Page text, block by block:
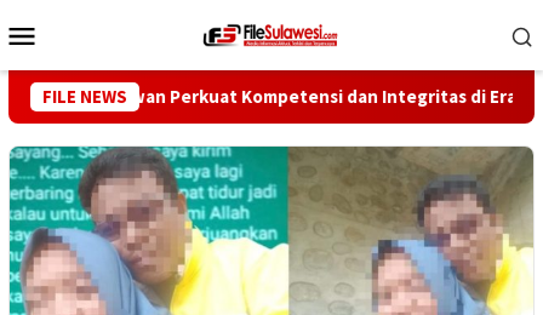
ke
Mobile
FILE NEWS
Wartawan Perkuat Kompetensi dan Integritas di Era Digital